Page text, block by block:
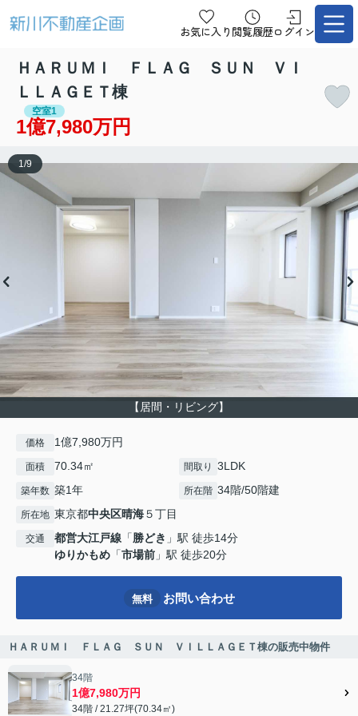
お気に入り 閲覧履歴ログイン
ＨＡＲＵＭＩ ＦＬＡＧ ＳＵＮ ＶＩ
ＬＬＡＧＥＴ棟
空室1
1億7,980万円
【居間・リビング】
1 /9
価格 1億7,980万円
面積 70.34㎡ 間取り 3LDK
築年数 築1年 所在階 34階/50階建
所在地 東京都中央区晴海５丁目
交通 都営大江戸線 「勝どき 」駅 徒歩14分
ゆりかもめ 「市場前 」駅 徒歩20分
無料 お問い合わせ
ＨＡＲＵＭＩ ＦＬＡＧ ＳＵＮ ＶＩＬＬＡＧＥＴ棟の販売中物件
34階
1億7,980万円
34階 / 21.27坪(70.34㎡)